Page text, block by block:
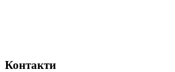
Контакти